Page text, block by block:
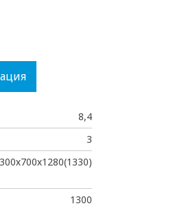
8,4
3
1300